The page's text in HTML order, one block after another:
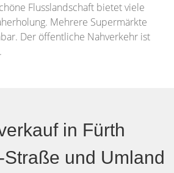
Flusslandschaft bietet viele
Mehrere Supermärkte
Der öffentliche Nahverkehr ist
in Fürth
und Umland